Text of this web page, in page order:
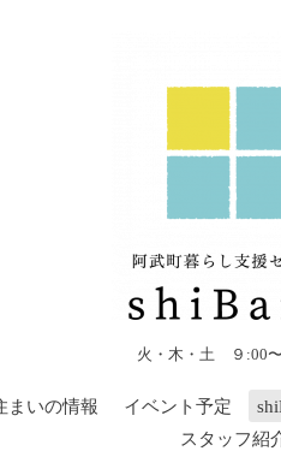
火・木・土 ９:00
まいの情報 イベント予定
スタッフ紹